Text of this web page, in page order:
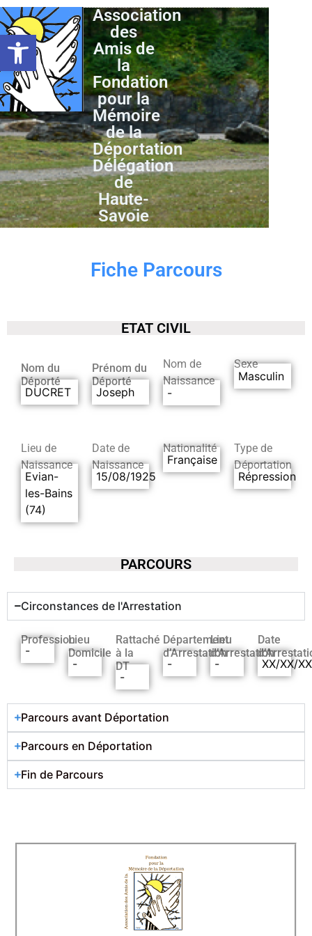
Ouvrir la barre d’outils
Association
des
Amis de
la
Fondation
pour la
Mémoire
de la
Déportation
Délégation
de
Haute-
Savoie
Fiche Parcours
ETAT CIVIL
Nom du
Déporté
DUCRET
Prénom du
Déporté
Joseph
Nom de
Naissance
-
Sexe
Masculin
Lieu de
Naissance
Evian-
les-Bains
(74)
Date de
Naissance
15/08/1925
Nationalité
Française
Type de
Déportation
Répression
PARCOURS
Circonstances de l'Arrestation
Profession
-
Lieu
Domicile
-
Rattaché
à la
DT
-
Département
d’Arrestation
-
Lieu
d’Arrestation
-
Date
XX/XX/
Parcours avant Déportation
Parcours en Déportation
Fin de Parcours